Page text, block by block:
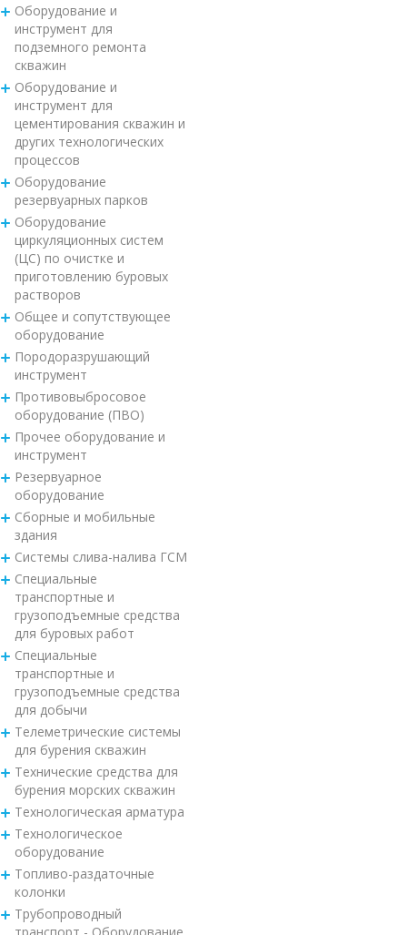
Оборудование и
инструмент для
подземного ремонта
скважин
Оборудование и
инструмент для
цементирования скважин и
других технологических
процессов
Оборудование
резервуарных парков
Оборудование
циркуляционных систем
(ЦС) по очистке и
приготовлению буровых
растворов
Общее и сопутствующее
оборудование
Породоразрушающий
инструмент
Противовыбросовое
оборудование (ПВО)
Прочее оборудование и
инструмент
Резервуарное
оборудование
Сборные и мобильные
здания
Системы слива-налива ГСМ
Специальные
транспортные и
грузоподъемные средства
для буровых работ
Специальные
транспортные и
грузоподъемные средства
для добычи
Телеметрические системы
для бурения скважин
Технические средства для
бурения морских скважин
Технологическая арматура
Технологическое
оборудование
Топливо-раздаточные
колонки
Трубопроводный